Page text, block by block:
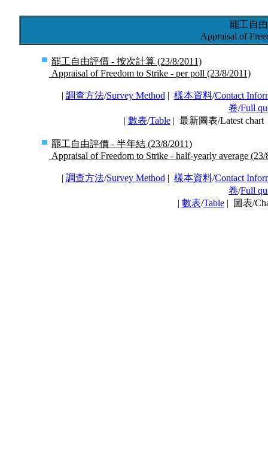
罷工自
Appraisal of
罷工自由評價 - 按次計算 (23/8/2011)
Appraisal of Freedom to Strike - per poll (23/8/2011)
| 調查方法/Survey Method | 樣本資料/Contact
卷/Full
| 數表/Table| 最新圖表/Latest
罷工自由評價 - 半年結 (23/8/2011)
Appraisal of Freedom to Strike - half-yearly average (23/
| 調查方法/Survey Method | 樣本資料/Contact
卷/Full
| 數表/Table| 圖表/